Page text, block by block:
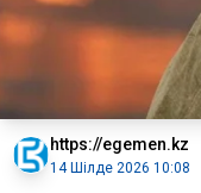
https://egemen.kz
14 Шілде 2026 10:08